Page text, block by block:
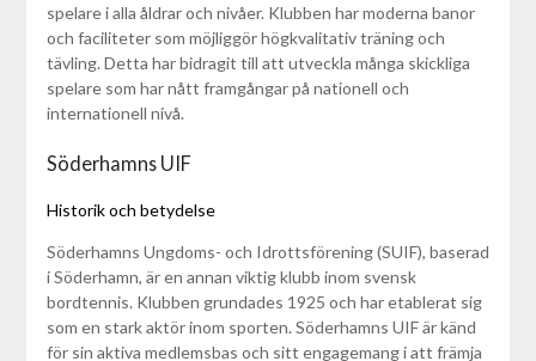
spelare i alla åldrar och nivåer. Klubben har moderna banor
och faciliteter som möjliggör högkvalitativ träning och
tävling. Detta har bidragit till att utveckla många skickliga
spelare som har nått framgångar på nationell och
internationell nivå.
Söderhamns UIF
Historik och betydelse
Söderhamns Ungdoms- och Idrottsförening (SUIF), baserad
i Söderhamn, är en annan viktig klubb inom svensk
bordtennis. Klubben grundades 1925 och har etablerat sig
som en stark aktör inom sporten. Söderhamns UIF är känd
för sin aktiva medlemsbas och sitt engagemang i att främja